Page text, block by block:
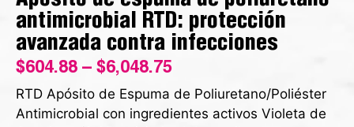
antimicrobial RTD: protección
avanzada contra infecciones
$604.88 – $6,048.75
RTD Apósito de Espuma de Poliuretano/Poliéster
Antimicrobial con ingredientes activos Violeta de